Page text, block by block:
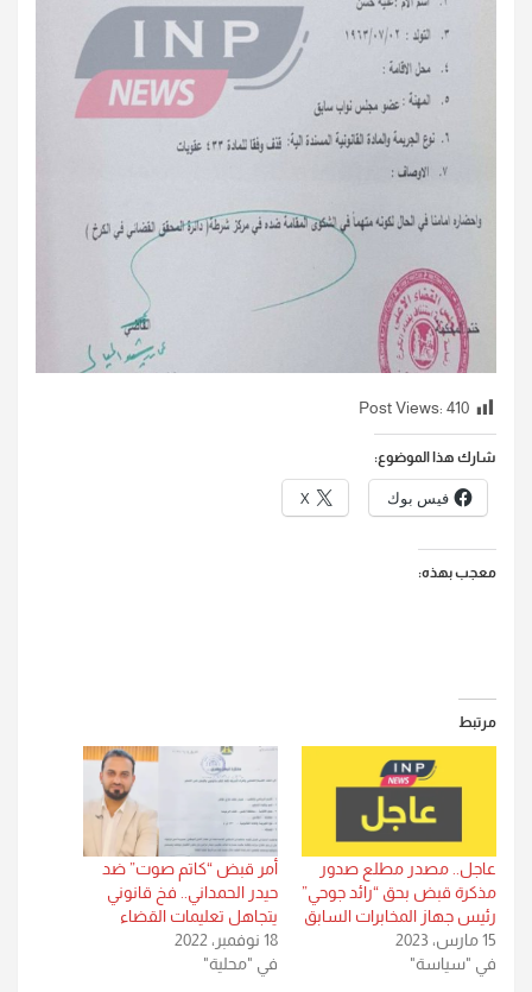
Post Views: 410
شارك هذا الموضوع:
فيس بوك X
معجب بهذه:
مرتبط
عاجل.. مصدر مطلع صدور
مذكرة قبض بحق “رائد جوحي”
رئيس جهاز المخابرات السابق
15 مارس، 2023
في "سياسة"
أمر قبض “كاتم صوت” ضد
حيدر الحمداني.. فخ قانوني
يتجاهل تعليمات القضاء
18 نوفمبر، 2022
في "محلية"